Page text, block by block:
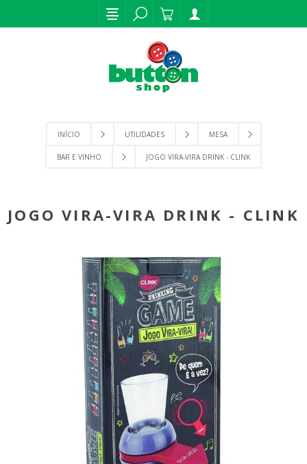
INÍCIO UTILIDADES MESA
BAR E VINHO JOGO VIRA-VIRA DRINK - CLINK
JOGO VIRA-VIRA DRINK - CLINK